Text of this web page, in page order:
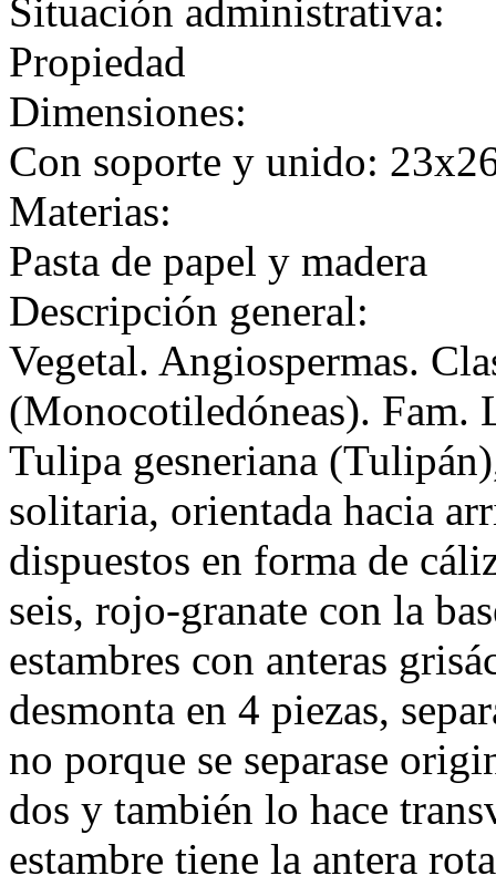
Situación administrativa:
Propiedad
Dimensiones:
Con soporte y unido:
Materias:
Pasta de papel y madera
Descripción general:
Vegetal. Angiospermas.
(Monocotiledóneas). Fam.
Tulipa gesneriana
solitaria, orientada hacia
dispuestos en forma de
seis, rojo-granate con la
estambres con anteras
desmonta en 4 piezas,
no porque se separase
dos y también lo hace
estambre tiene la antera